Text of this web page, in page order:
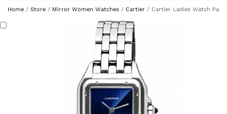
Home / Store / Mirror Women Watches / Cartier / Cartier Ladies Watch